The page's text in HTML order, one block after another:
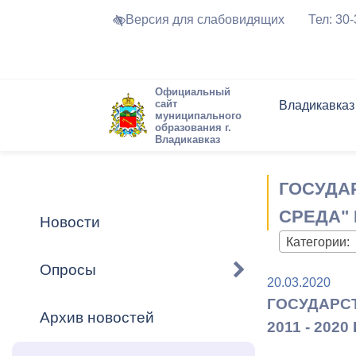
Версия для слабовидящих Тел:
Официальный
сайт
муниципального
образования г.
Владикавказ
Владикавказ
Устав
Города-
городского
Торги и
Программа
Формы
Обратная
Комиссии
График
Новостная
Актуально
Новости
Опросы
Архив новостей
СРЕДА"
Категории:
20.03.2020
2011 -